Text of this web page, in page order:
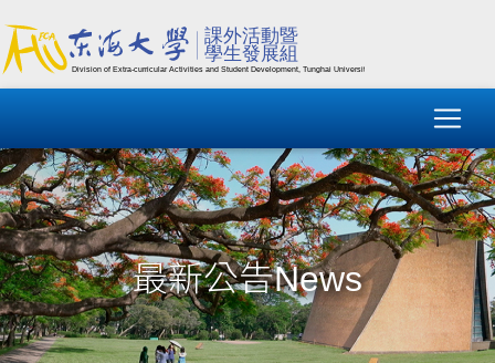
最新公告News